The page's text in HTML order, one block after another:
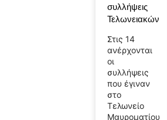
συλλήψεις
Τελωνειακών
Στις 14
ανέρχονται
οι
συλλήψεις
που έγιναν
στο
Τελωνείο
Μαυροματίου